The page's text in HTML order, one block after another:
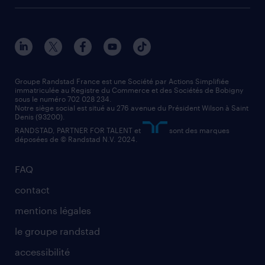
manutentionnaire
assistant administratif
comptable
contact entreprise
faq intérim / recrutement
nos agences par ville
nos agences par région
nos cabinets de recrutement
FAQ
contact
mentions légales
le groupe randstad
accessibilité
Groupe Randstad France est une Société par Actions Simplifiée
immatriculée au Registre du Commerce et des Sociétés de Bobigny
sous le numéro 702 028 234.
Notre siège social est situé au 276 avenue du Président Wilson à Saint
Denis (93200).
RANDSTAD, PARTNER FOR TALENT et
sont des marques
déposées de © Randstad N.V. 2024.